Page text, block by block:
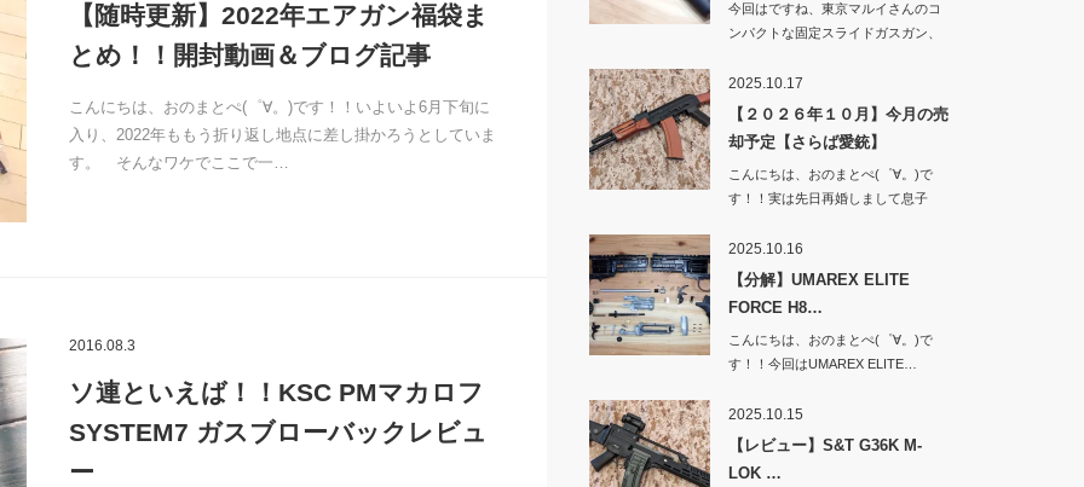
【随時更新】2022年エアガン福袋ま
とめ！！開封動画＆ブログ記事
こんにちは、おのまとぺ(゜∀。)です！！いよいよ6月下旬に
入り、2022年ももう折り返し地点に差し掛かろうとしていま
す。 そんなワケでここで一…
2016.08.3
ソ連といえば！！KSC PMマカロフ
SYSTEM7 ガスブローバックレビュ
ー
今回はですね、東京マルイさんのコ
ンパクトな固定スライドガスガン、
2025.10.17
【２０２６年１０月】今月の売
却予定【さらば愛銃】
こんにちは、おのまとぺ(゜∀。)で
す！！実は先日再婚しまして息子
2025.10.16
【分解】UMAREX ELITE
FORCE H8…
こんにちは、おのまとぺ(゜∀。)で
す！！今回はUMAREX ELITE…
2025.10.15
【レビュー】S&T G36K M-
LOK …